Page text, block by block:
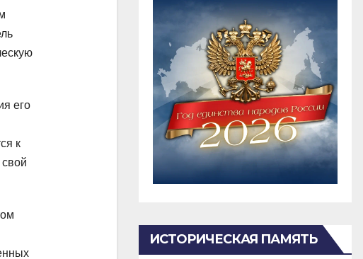
его
к
ИСТОРИЧЕСКАЯ ПАМЯТЬ